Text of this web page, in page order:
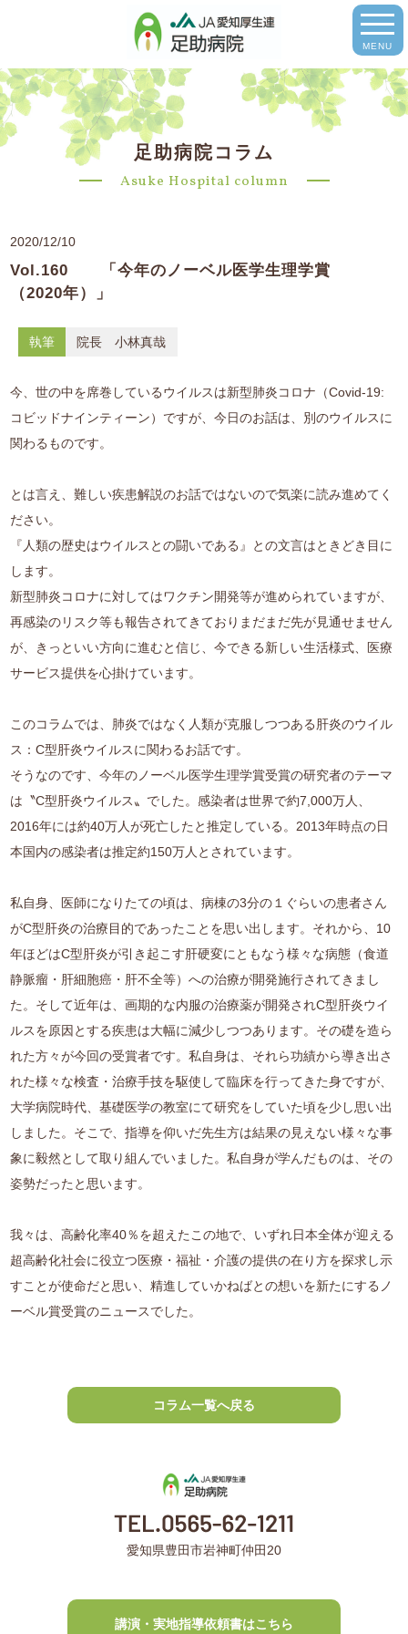
MENU
足助病院コラム
Asuke Hospital column
2020/12/10
Vol.160 「今年のノーベル医学生理学賞
（2020年）」
執筆 院長 小林真哉
今、世の中を席巻しているウイルスは新型肺炎コロナ（Covid-19:
コビッドナインティーン）ですが、今日のお話は、別のウイルスに
関わるものです。
とは言え、難しい疾患解説のお話ではないので気楽に読み進めてく
ださい。
『人類の歴史はウイルスとの闘いである』との文言はときどき目に
します。
新型肺炎コロナに対してはワクチン開発等が進められていますが、
再感染のリスク等も報告されてきておりまだまだ先が見通せません
が、きっといい方向に進むと信じ、今できる新しい生活様式、医療
サービス提供を心掛けています。
このコラムでは、肺炎ではなく人類が克服しつつある肝炎のウイル
ス：C型肝炎ウイルスに関わるお話です。
そうなのです、今年のノーベル医学生理学賞受賞の研究者のテーマ
は〝C型肝炎ウイルス〟でした。感染者は世界で約7,000万人、
2016年には約40万人が死亡したと推定している。2013年時点の日
本国内の感染者は推定約150万人とされています。
私自身、医師になりたての頃は、病棟の3分の１ぐらいの患者さん
がC型肝炎の治療目的であったことを思い出します。それから、10
年ほどはC型肝炎が引き起こす肝硬変にともなう様々な病態（食道
静脈瘤・肝細胞癌・肝不全等）への治療が開発施行されてきまし
た。そして近年は、画期的な内服の治療薬が開発されC型肝炎ウイ
ルスを原因とする疾患は大幅に減少しつつあります。その礎を造ら
れた方々が今回の受賞者です。私自身は、それら功績から導き出さ
れた様々な検査・治療手技を駆使して臨床を行ってきた身ですが、
大学病院時代、基礎医学の教室にて研究をしていた頃を少し思い出
しました。そこで、指導を仰いだ先生方は結果の見えない様々な事
象に毅然として取り組んでいました。私自身が学んだものは、その
姿勢だったと思います。
我々は、高齢化率40％を超えたこの地で、いずれ日本全体が迎える
超高齢化社会に役立つ医療・福祉・介護の提供の在り方を探求し示
すことが使命だと思い、精進していかねばとの想いを新たにするノ
ーベル賞受賞のニュースでした。
コラム一覧へ戻る
愛知県豊田市岩神町仲田20
講演・実地指導依頼書はこちら